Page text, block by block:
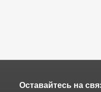
Оставайтесь на